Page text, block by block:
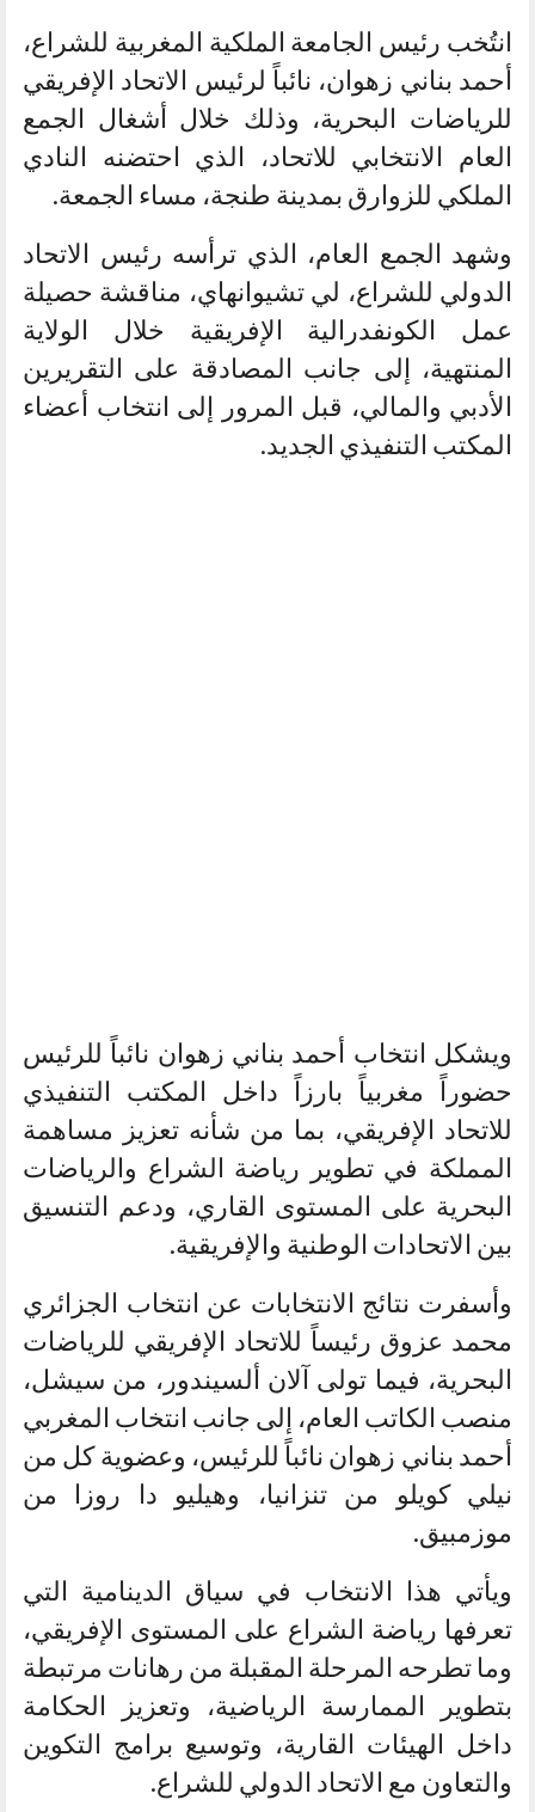
انتُخب رئيس الجامعة الملكية المغربية للشراع،
أحمد بناني زهوان، نائباً لرئيس الاتحاد الإفريقي
للرياضات البحرية، وذلك خلال أشغال الجمع
العام الانتخابي للاتحاد، الذي احتضنه النادي
الملكي للزوارق بمدينة طنجة، مساء الجمعة.
وشهد الجمع العام، الذي ترأسه رئيس الاتحاد
الدولي للشراع، لي تشيوانهاي، مناقشة حصيلة
عمل الكونفدرالية الإفريقية خلال الولاية
المنتهية، إلى جانب المصادقة على التقريرين
الأدبي والمالي، قبل المرور إلى انتخاب أعضاء
المكتب التنفيذي الجديد.
ويشكل انتخاب أحمد بناني زهوان نائباً للرئيس
حضوراً مغربياً بارزاً داخل المكتب التنفيذي
للاتحاد الإفريقي، بما من شأنه تعزيز مساهمة
المملكة في تطوير رياضة الشراع والرياضات
البحرية على المستوى القاري، ودعم التنسيق
بين الاتحادات الوطنية والإفريقية.
وأسفرت نتائج الانتخابات عن انتخاب الجزائري
محمد عزوق رئيساً للاتحاد الإفريقي للرياضات
البحرية، فيما تولى آلان ألسيندور، من سيشل،
منصب الكاتب العام، إلى جانب انتخاب المغربي
أحمد بناني زهوان نائباً للرئيس، وعضوية كل من
نيلي كويلو من تنزانيا، وهيليو دا روزا من
موزمبيق.
ويأتي هذا الانتخاب في سياق الدينامية التي
تعرفها رياضة الشراع على المستوى الإفريقي،
وما تطرحه المرحلة المقبلة من رهانات مرتبطة
بتطوير الممارسة الرياضية، وتعزيز الحكامة
داخل الهيئات القارية، وتوسيع برامج التكوين
والتعاون مع الاتحاد الدولي للشراع.